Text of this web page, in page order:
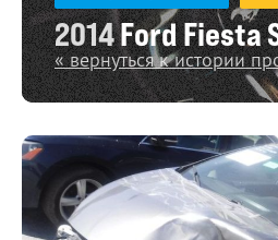
2014Ford Fiesta
« вернуться к истории